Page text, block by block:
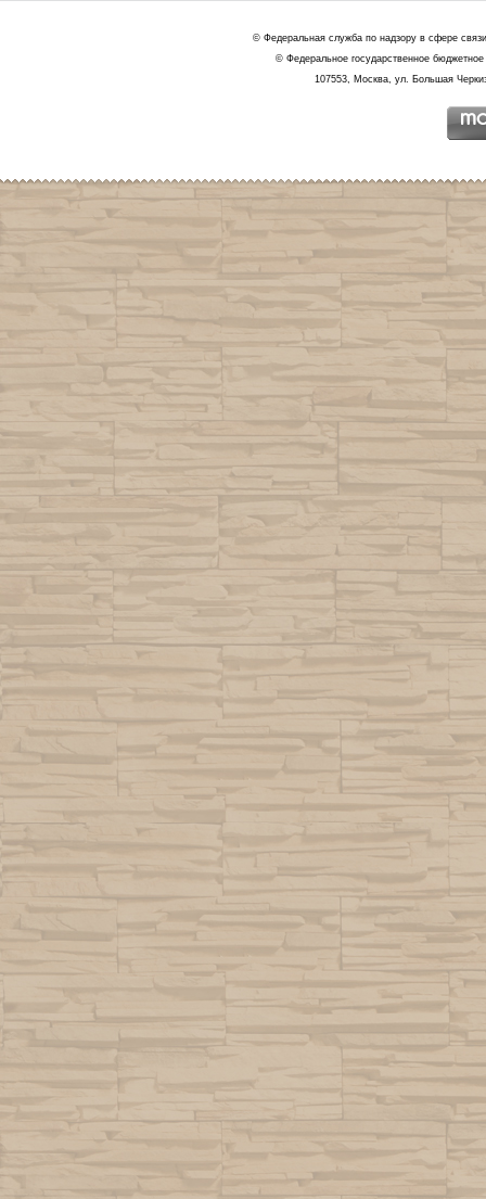
© Федеральная служба по надзору в сфере
© Федеральное государственное
107553, Москва, ул. Большая